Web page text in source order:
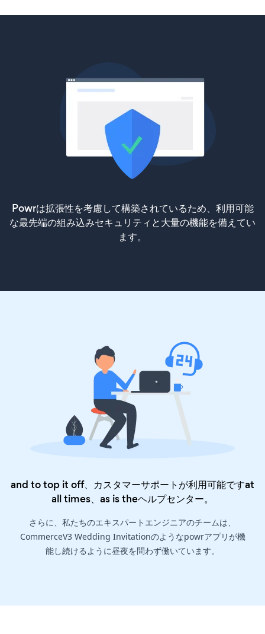
Powrは拡張性を考慮して構築されているため、利用可能
な最先端の組み込みセキュリティと大量の機能を備えてい
ます。
and to top it off、カスタマーサポートが利用可能ですat
all times、as is theヘルプセンター。
さらに、私たちのエキスパートエンジニアのチームは、
CommerceV3 Wedding Invitationのようなpowrアプリが機
能し続けるように昼夜を問わず働いています。